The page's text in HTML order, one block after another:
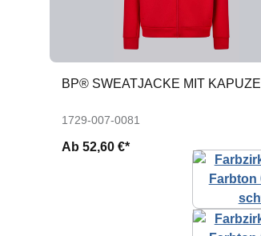
BP® SWEATJACKE MIT KAPUZE
1729-007-0081
Ab 52,60 €*